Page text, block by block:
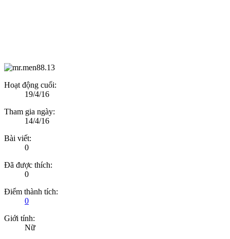
Hoạt động cuối:
19/4/16
Tham gia ngày:
14/4/16
Bài viết:
0
Đã được thích:
0
Điểm thành tích:
0
Giới tính:
Nữ